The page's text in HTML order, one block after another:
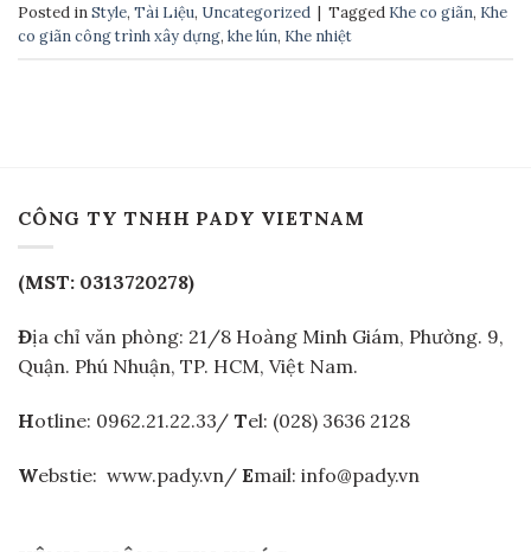
Posted inStyle, Tài Liệu, Uncategorized | Tagged Khe co giãn, Khe
co giãn công trình xây dựng, khe lún, Khe nhiệt
CÔNG TY TNHH PADY VIETNAM
(MST: 0313720278)
Địa chỉ văn phòng: 21/8 Hoàng Minh Giám, Phường. 9,
Quận. Phú Nhuận, TP. HCM, Việt Nam.
Hotline: 0962.21.22.33/ Tel: (028) 3636 2128
Webstie: www.pady.vn/ Email: info@pady.vn